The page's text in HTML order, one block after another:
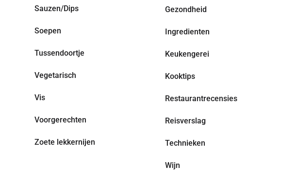
Sauzen/Dips
Soepen
Tussendoortje
Vegetarisch
Vis
Voorgerechten
Zoete lekkernijen
Gezondheid
Ingredienten
Keukengerei
Kooktips
Restaurantrecensies
Reisverslag
Technieken
Wijn